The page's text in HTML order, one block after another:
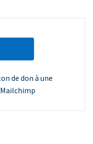
de don à une